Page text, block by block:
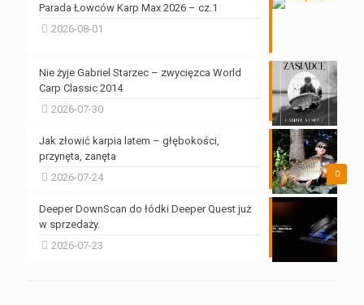
Parada Łowców Karp Max 2026 – cz.1
2026-08-01
Nie żyje Gabriel Starzec – zwycięzca World
Carp Classic 2014
2026-07-30
0
Jak złowić karpia latem – głębokości,
przynęta, zanęta
2026-07-24
Deeper DownScan do łódki Deeper Quest już
w sprzedaży.
2026-07-23